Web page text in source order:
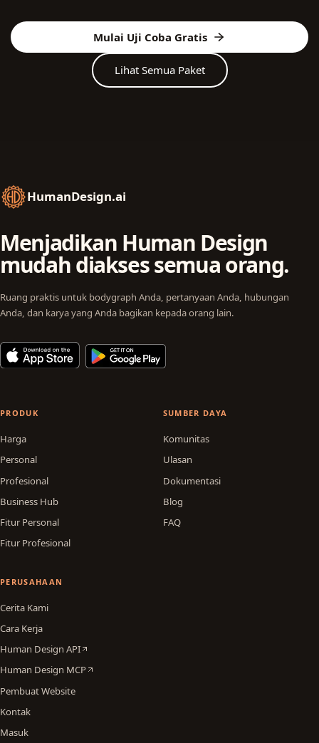
Mulai Uji Coba Gratis
Lihat Semua Paket
HumanDesign.ai
Menjadikan Human Design
mudah diakses semua orang.
Ruang praktis untuk bodygraph Anda, pertanyaan Anda, hubungan
Anda, dan karya yang Anda bagikan kepada orang lain.
PRODUK
Harga
Personal
Profesional
Business Hub
Fitur Personal
Fitur Profesional
SUMBER DAYA
Komunitas
Ulasan
Dokumentasi
Blog
FAQ
PERUSAHAAN
Cerita Kami
Cara Kerja
Human Design API
Human Design MCP
Pembuat Website
Kontak
Masuk